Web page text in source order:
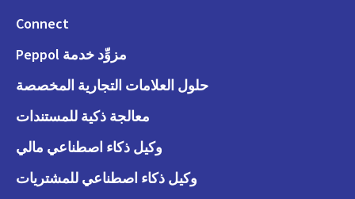
Connect
مزوِّد خدمة Peppol
حلول العلامات التجارية المخصصة
معالجة ذكية للمستندات
وكيل ذكاء اصطناعي مالي
وكيل ذكاء اصطناعي للمشتريات